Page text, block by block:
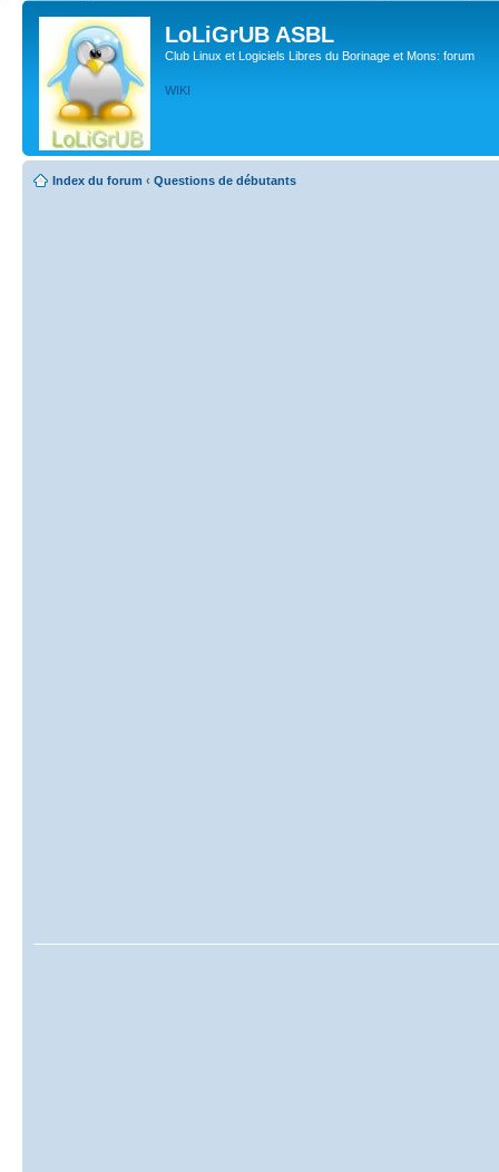
LoLiGrUB ASBL
Club Linux et Logiciels Libres du Borinage et Mons: forum
WIKI
Index du forum ‹ Questions de débutants